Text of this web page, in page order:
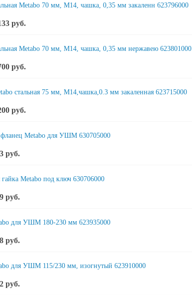
Metabo 70 мм, М14, чашка, 0,35 мм закаленн 623796000
руб.
Metabo 70 мм, М14, чашка, 0,35 мм нержавею 623801000
руб.
стальная 75 мм, М14,чашка,0.3 мм закаленная 623715000
руб.
Metabo для УШМ 630705000
руб.
Metabo под ключ 630706000
руб.
для УШМ 180-230 мм 623935000
руб.
для УШМ 115/230 мм, изогнутый 623910000
руб.